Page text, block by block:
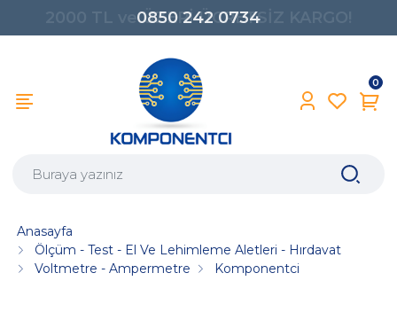
0850 242 0734
0
Anasayfa
Ölçüm - Test - El Ve Lehimleme Aletleri - Hırdavat
Voltmetre - Ampermetre
Komponentci